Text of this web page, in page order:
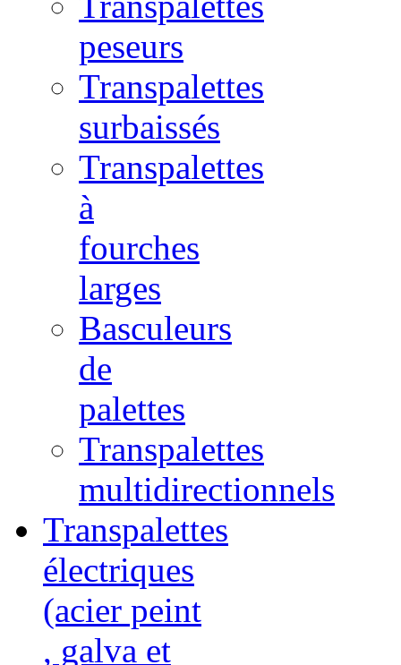
peseurs
Transpalettes
surbaissés
Transpalettes
à
fourches
larges
Basculeurs
de
palettes
Transpalettes
multidirectionnels
Transpalettes
électriques
(acier peint
, galva et